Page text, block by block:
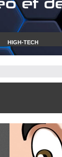
HIGH-TECH